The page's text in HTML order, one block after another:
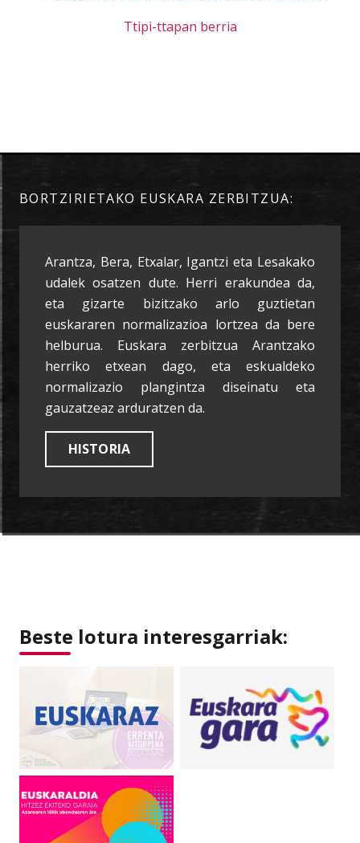
Ttipi-ttapan berria
BORTZIRIETAKO EUSKARA ZERBITZUA:
Arantza, Bera, Etxalar, Igantzi eta Lesakako
udalek osatzen dute. Herri erakundea da,
eta gizarte bizitzako arlo guztietan
euskararen normalizazioa lortzea da bere
helburua. Euskara zerbitzua Arantzako
herriko etxean dago, eta eskualdeko
normalizazio plangintza diseinatu eta
gauzatzeaz arduratzen da.
HISTORIA
Beste lotura interesgarriak: